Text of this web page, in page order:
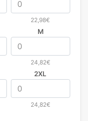
22,98€
M
24,82€
2XL
24,82€